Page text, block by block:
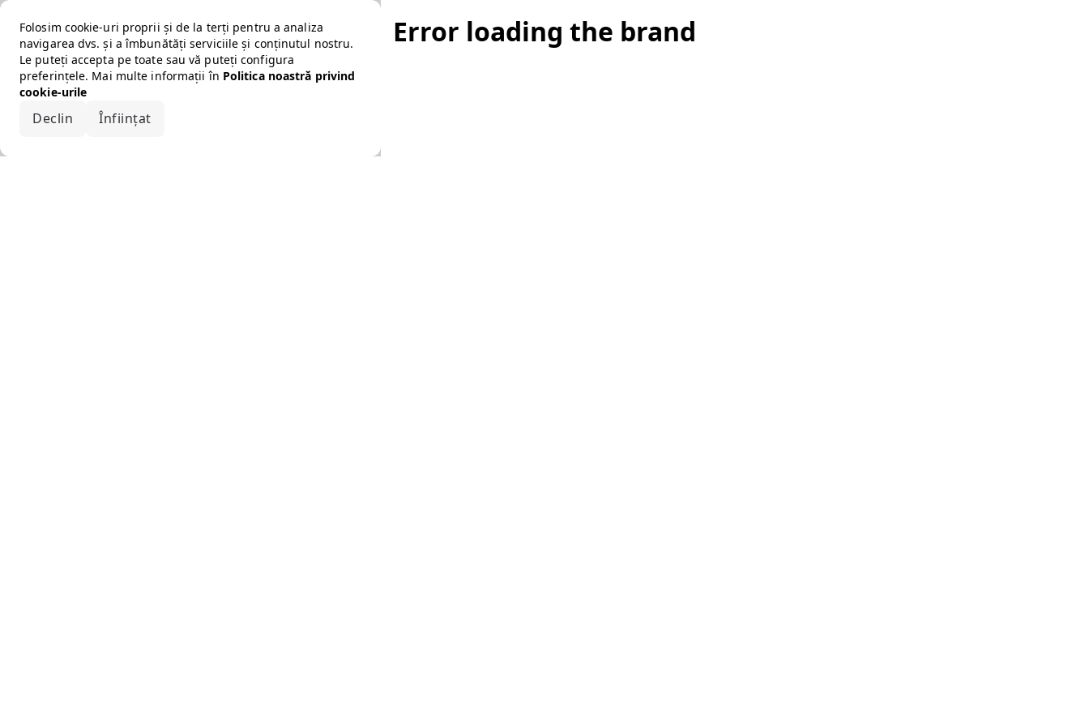
Folosim cookie-uri proprii și de la terți pentru a analiza
navigarea dvs. și a îmbunătăți serviciile și conținutul nostru.
Le puteți accepta pe toate sau vă puteți configura
preferințele. Mai multe informații în Politica noastră privind
cookie-urile
Declin Înființat
Error loading the brand